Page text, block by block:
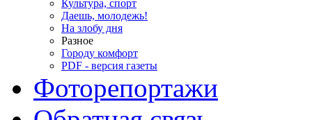
Культура, спорт
Даешь, молодежь!
На злобу дня
Разное
Городу комфорт
PDF - версия газеты
Фоторепортажи